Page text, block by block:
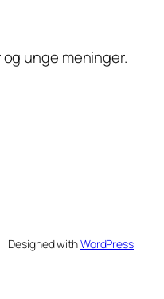
unge meninger.
Designed withWordPress